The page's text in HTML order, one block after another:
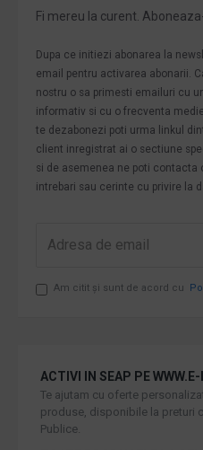
Fi mereu la curent.
Dupa ce initiezi abonarea la
email pentru activarea abonarii.
nostru o sa primesti emailuri cu
informativ si cu o frecventa
te dezabonezi poti urma linkul
client inregistrat ai o sectiune
si de asemenea ne poti contacta
intrebari sau cerinte cu privire la
Am citit şi sunt de acord cu
ACTIVI IN SEAP PE
Te ajutam cu oferte
produse, disponibile la preturi
Publice.